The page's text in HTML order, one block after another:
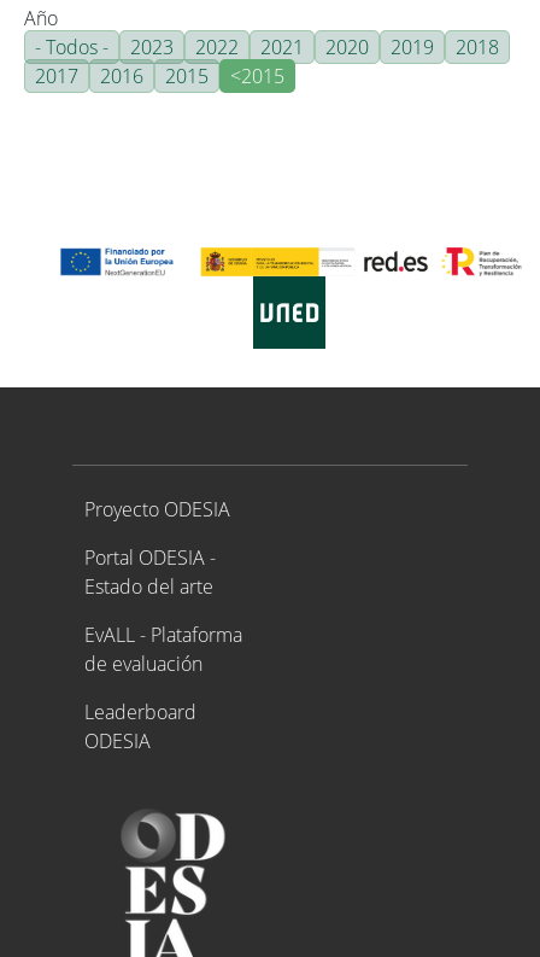
Año
- Todos -
2023 2022 2021 2020 2019
2018
2017
2016 2015 <2015
Proyecto ODESIA
Proyecto ODESIA
Portal ODESIA -
Estado del arte
EvALL - Plataforma
de evaluación
Leaderboard
ODESIA